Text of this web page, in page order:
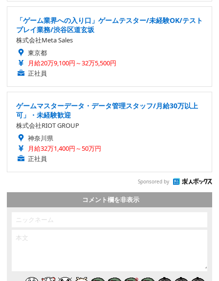
「ゲーム業界への入り口」ゲームテスター/未経験OK/テスト
プレイ業務/渋谷区道玄坂
株式会社Meta Sales
東京都
月給20万9,100円～32万5,500円
正社員
ゲームマスターデータ・データ管理スタッフ/月給30万以上
可」・未経験歓迎
株式会社RIOT GROUP
神奈川県
月給32万1,400円～50万円
正社員
Sponsored by
コメント欄を非表示